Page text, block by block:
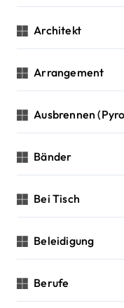
Architekt
Arrangement
Ausbrennen
Bänder
Bei Tisch
Beleidigung
Berufe